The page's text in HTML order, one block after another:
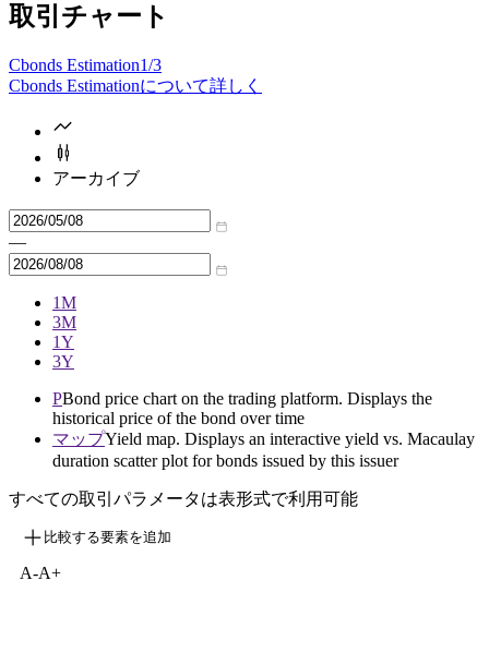
取引チャート
Cbonds Estimation1/3
Cbonds Estimationについて詳しく
アーカイブ
—
1M
3M
1Y
3Y
PBond price chart on the trading platform. Displays the
historical price of the bond over time
マップYield map. Displays an interactive yield vs. Macaulay
duration scatter plot for bonds issued by this issuer
すべての取引パラメータは表形式で利用可能
比較する要素を追加